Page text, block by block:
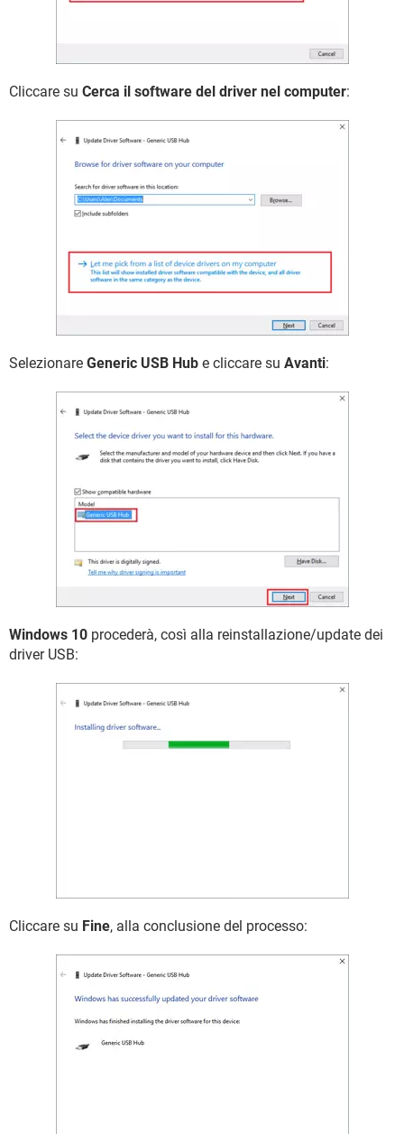
Cliccare su Cerca il software del driver nel computer:
Selezionare Generic USB Hub e cliccare su Avanti:
Windows 10 procederà, così alla reinstallazione/update dei
driver USB:
Cliccare su Fine, alla conclusione del processo: